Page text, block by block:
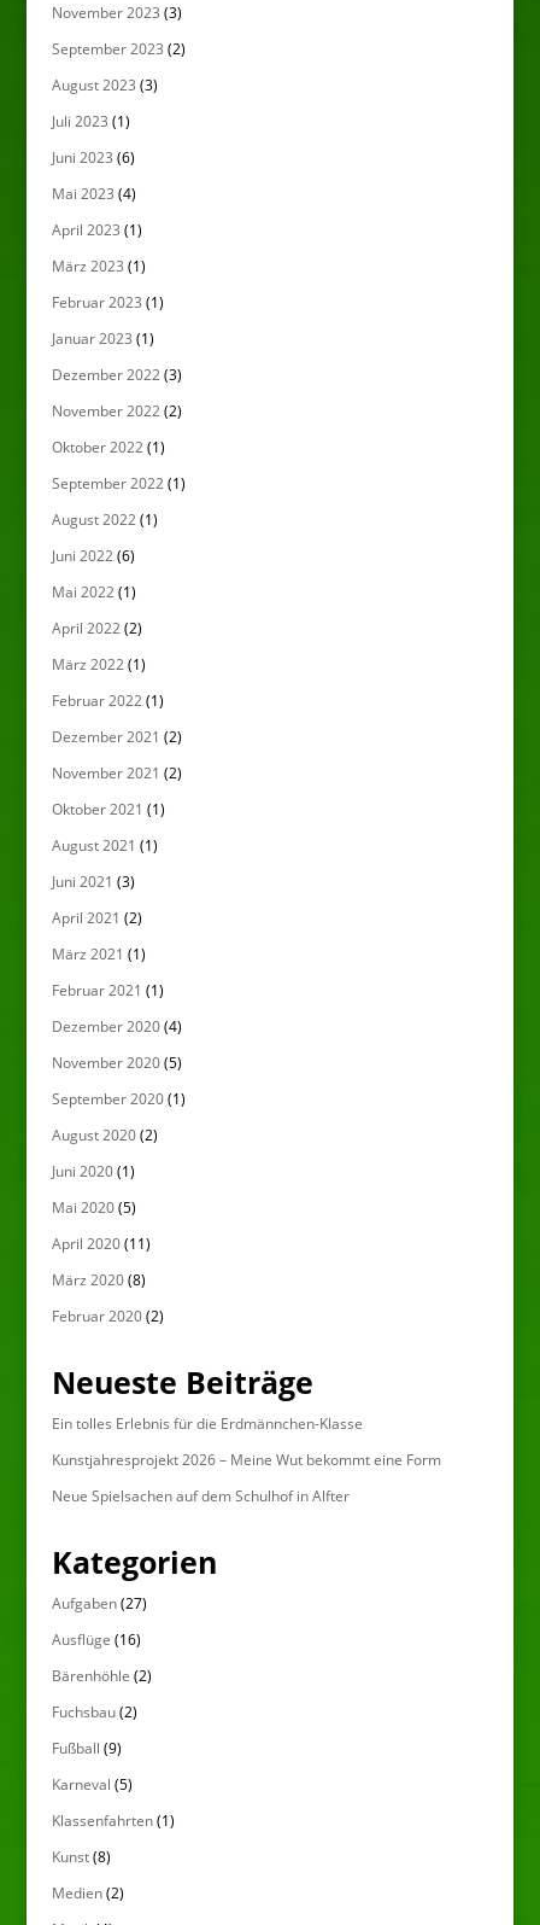
November 2023 (3)
September 2023 (2)
August 2023 (3)
Juli 2023 (1)
Juni 2023 (6)
Mai 2023 (4)
April 2023 (1)
März 2023 (1)
Februar 2023 (1)
Januar 2023 (1)
Dezember 2022(3)
November 2022(2)
Oktober 2022(1)
September 2022(1)
August 2022(1)
Juni 2022(6)
Mai 2022(1)
April 2022(2)
März 2022(1)
Februar 2022(1)
Dezember 2021 (2)
November 2021 (2)
Oktober 2021 (1)
August 2021 (1)
Juni 2021 (3)
April 2021 (2)
März 2021 (1)
Februar 2021 (1)
Dezember 2020(4)
November 2020(5)
September 2020(1)
August 2020(2)
Juni 2020(1)
Mai 2020(5)
April 2020(11)
März 2020(8)
Februar 2020(2)
Neueste Beiträge
Ein tolles Erlebnis für die Erdmännchen-Klasse
Kunstjahresprojekt 2026 – Meine Wut bekommt eine Form
Neue Spielsachen auf dem Schulhof in Alfter
Kategorien
Aufgaben(27)
Ausflüge (16)
Bärenhöhle (2)
Fuchsbau(2)
Fußball (9)
Karneval (5)
Klassenfahrten(1)
Kunst(8)
Medien(2)